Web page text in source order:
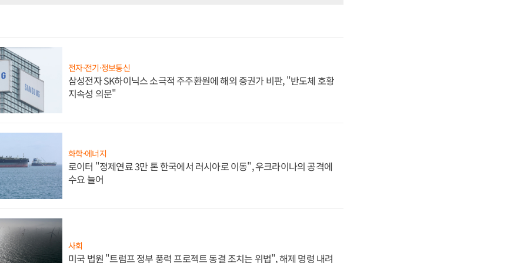
전자·전기·정보통신
삼성전자 SK하이닉스 소극적 주주환원에 해외 증권가 비판, "반도체 호황
지속성 의문"
화학·에너지
로이터 "정제연료 3만 톤 한국에서 러시아로 이동", 우크라이나의 공격에
수요 늘어
사회
미국 법원 "트럼프 정부 풍력 프로젝트 동결 조치는 위법", 해제 명령 내려